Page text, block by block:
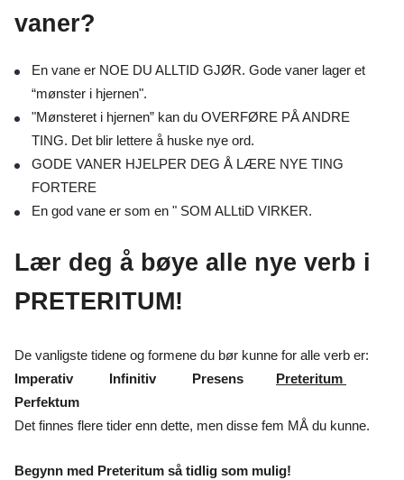
vaner?
En vane er NOE DU ALLTID GJØR. Gode vaner lager et
“mønster i hjernen".
"Mønsteret i hjernen” kan du OVERFØRE PÅ ANDRE
TING. Det blir lettere å huske nye ord.
GODE VANER HJELPER DEG Å LÆRE NYE TING
FORTERE
En god vane er som en " SOM ALLtiD VIRKER.
Lær deg å bøye alle nye verb i
PRETERITUM!
De vanligste tidene og formene du bør kunne for alle verb er:
Imperativ Infinitiv Presens Preteritum
Perfektum
Det finnes flere tider enn dette, men disse fem MÅ du kunne.
Begynn med Preteritum så tidlig som mulig!